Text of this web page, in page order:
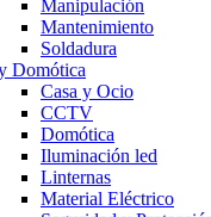
Manipulación
Mantenimiento
Soldadura
Domótica
Casa y Ocio
CCTV
Domótica
Iluminación led
Linternas
Material Eléctrico